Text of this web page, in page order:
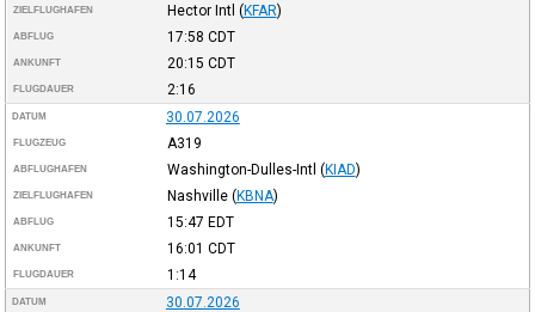
ZIELFLUGHAFEN Hector Intl (KFAR)
ABFLUG 17:58 CDT
ANKUNFT 20:15 CDT
FLUGDAUER 2:16
DATUM 30.07.2026
FLUGZEUG A319
ABFLUGHAFEN Washington-Dulles-Intl (KIAD)
ZIELFLUGHAFEN Nashville (KBNA)
ABFLUG 15:47 EDT
ANKUNFT 16:01 CDT
FLUGDAUER 1:14
DATUM 30.07.2026